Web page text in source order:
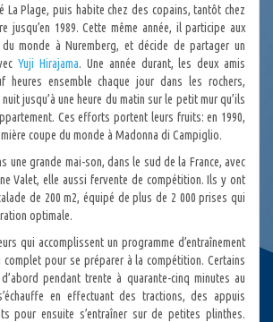
La Plage, puis habite chez des copains, tantôt chez
jusqu’en 1989. Cette même année, il participe aux
monde à Nuremberg, et décide de partager un
Yuji Hirajama. Une année durant, les deux amis
heures ensemble chaque jour dans les rochers,
jusqu’à une heure du matin sur le petit mur qu’ils
Ces efforts portent leurs fruits: en 1990,
coupe du monde à Madonna di Campiglio.
une grande mai-son, dans le sud de la France, avec
Valet, elle aussi fervente de compétition. Ils y ont
de 200 m2, équipé de plus de 2 000 prises qui
optimale.
qui accomplissent un programme d’entraînement
pour se préparer à la compétition. Certains
pendant trente à quarante-cinq minutes au
en effectuant des tractions, des appuis
pour ensuite s’entraîner sur de petites plinthes.